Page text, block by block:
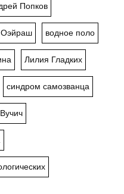
Попков
Оэйраш водное поло
Лилия Гладких
синдром самозванца